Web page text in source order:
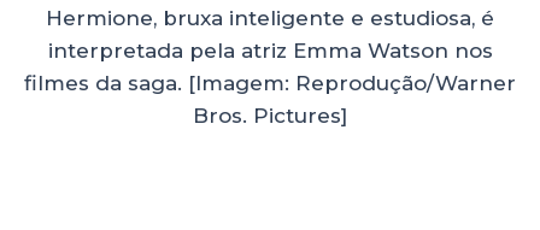
Hermione, bruxa inteligente e estudiosa, é
interpretada pela atriz Emma Watson nos
filmes da saga. [Imagem: Reprodução/Warner
Bros. Pictures]